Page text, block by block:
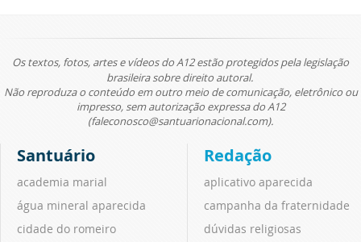
Os textos, fotos, artes e vídeos do A12 estão protegidos pela legislação
brasileira sobre direito autoral.
Não reproduza o conteúdo em outro meio de comunicação, eletrônico ou
impresso, sem autorização expressa do A12
(faleconosco@santuarionacional.com).
Santuário
academia marial
água mineral aparecida
cidade do romeiro
Redação
aplicativo aparecida
campanha da fraternidade
dúvidas religiosas